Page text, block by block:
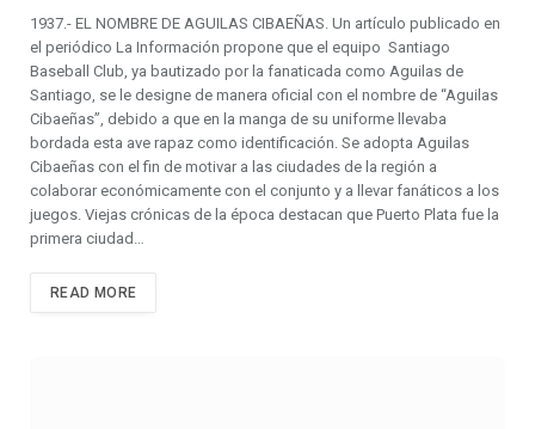
1937.- EL NOMBRE DE AGUILAS CIBAEÑAS. Un artículo publicado en
el periódico La Información propone que el equipo Santiago
Baseball Club, ya bautizado por la fanaticada como Aguilas de
Santiago, se le designe de manera oficial con el nombre de “Aguilas
Cibaeñas”, debido a que en la manga de su uniforme llevaba
bordada esta ave rapaz como identificación. Se adopta Aguilas
Cibaeñas con el fin de motivar a las ciudades de la región a
colaborar económicamente con el conjunto y a llevar fanáticos a los
juegos. Viejas crónicas de la época destacan que Puerto Plata fue la
primera ciudad…
READ MORE